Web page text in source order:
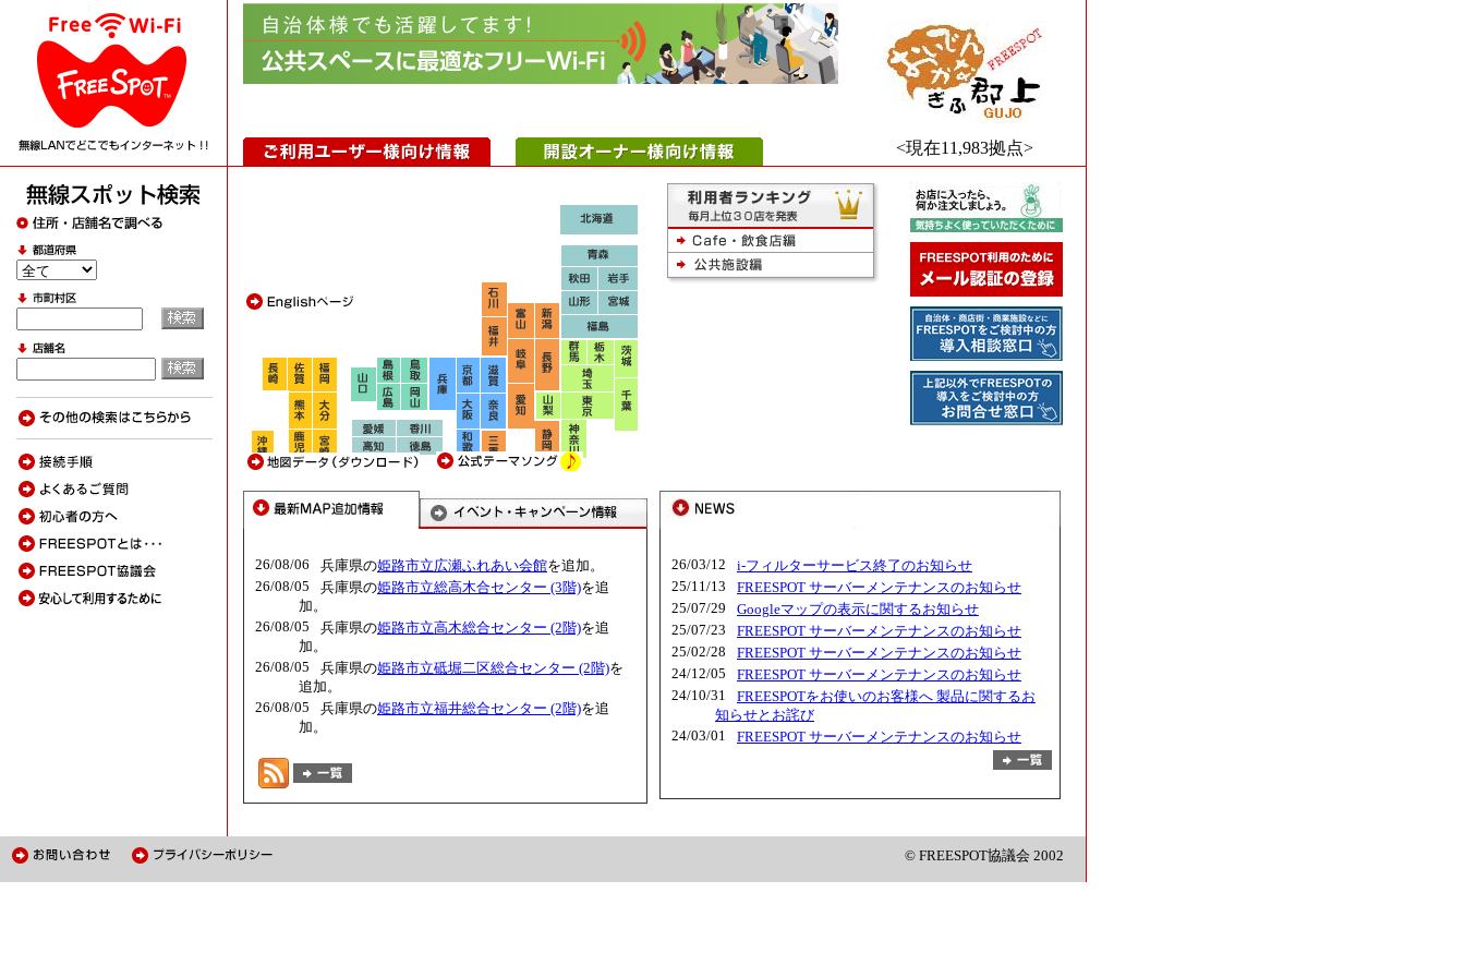
<現在11,983拠点>
26/08/06 兵庫県の姫路市立広瀬ふれあい会館を追加。
26/08/05
兵庫県の姫路市立総高木合センター (3階)を追
加。
26/08/05
兵庫県の姫路市立高木総合センター (2階)を追
加。
26/08/05
兵庫県の姫路市立砥堀二区総合センター (2階)を
追加。
26/08/05
兵庫県の姫路市立福井総合センター (2階)を追
加。
26/03/12
i-フィルターサービス終了のお知らせ
25/11/13
FREESPOT サーバーメンテナンスのお知らせ
25/07/29
Googleマップの表示に関するお知らせ
25/07/23
FREESPOT サーバーメンテナンスのお知らせ
25/02/28
FREESPOT サーバーメンテナンスのお知らせ
24/12/05
FREESPOT サーバーメンテナンスのお知らせ
24/10/31
FREESPOTをお使いのお客様へ 製品に関するお
知らせとお詫び
24/03/01
FREESPOT サーバーメンテナンスのお知らせ
© FREESPOT協議会 2002